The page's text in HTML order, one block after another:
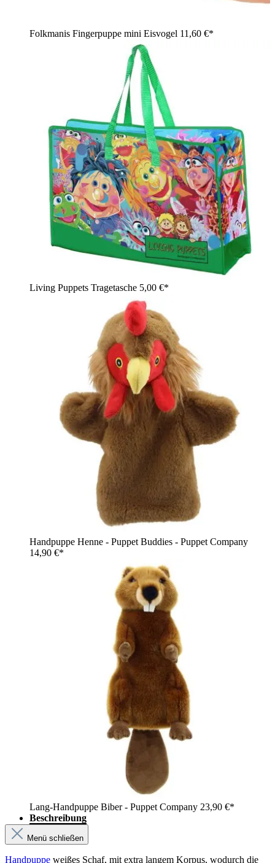
Folkmanis Fingerpuppe mini Eisvogel 11,60 €*
Living Puppets Tragetasche 5,00 €*
Handpuppe Henne - Puppet Buddies - Puppet Company
14,90 €*
Lang-Handpuppe Biber - Puppet Company 23,90 €*
Beschreibung
Menü schließen
Handpuppe weißes Schaf, mit extra langem Korpus, wodurch die